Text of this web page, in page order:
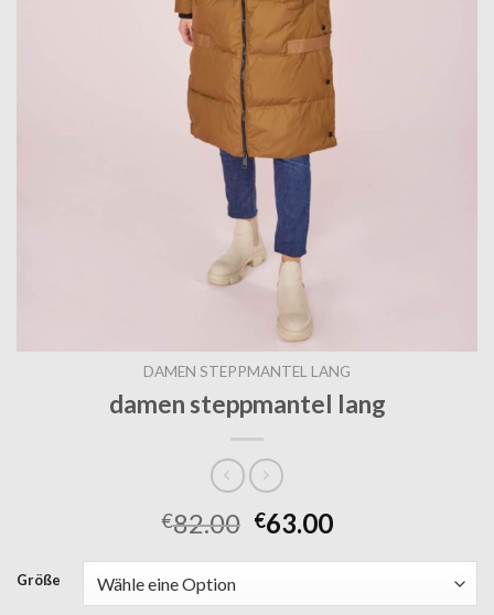
DAMEN STEPPMANTEL LANG
damen steppmantel lang
€82.00 €63.00
Größe